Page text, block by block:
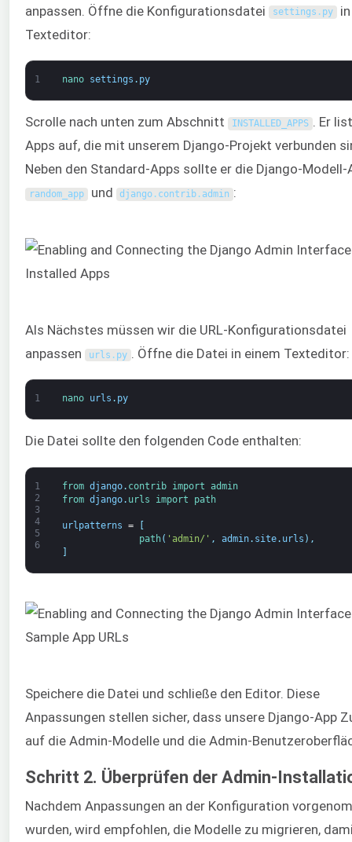
anpassen. Öffne die Konfigurationsdatei
settings . py in
Texteditor:
1 nano settings . py
Scrolle nach unten zum Abschnitt INSTALLED_APPS . Er
Apps auf, die mit unserem Django-Projekt verbunden
Neben den Standard-Apps sollte er die Django-Modell-
random_app und django . contrib . admin :
Als Nächstes müssen wir die URL-Konfigurationsdatei
anpassen
urls . py . Öffne die Datei in einem Texteditor:
1 nano urls . py
Die Datei sollte den folgenden Code enthalten:
1
2
3
4
5
6
from django. contrib import admin
from django. urls import path
urlpatterns =
path( 'admin/' , admin. site. urls ) ,
]
Speichere die Datei und schließe den Editor. Diese
Anpassungen stellen sicher, dass unsere Django-App
auf die Admin-Modelle und die Admin-
Schritt 2. Überprüfen der Admin-
Nachdem Anpassungen an der Konfiguration
wurden, wird empfohlen, die Modelle zu migrieren,